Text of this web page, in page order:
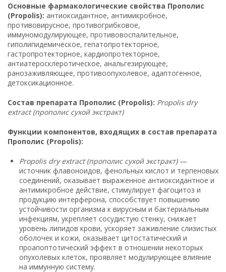
Основные фармакологические свойства Прополис
(Propolis): антиоксидантное, антимикробное,
противовирусное, противогрибковое,
иммуномодулирующее, противовоспалительное,
гиполипидемическое, гепатопротекторное,
гастропротекторное, кардиопротекторное,
антиатеросклеротическое, анальгезирующее,
ранозаживляющее, противоопухолевое, адаптогенное,
детоксикационное.
Состав препарата Прополис (Propolis): Propolis dry
extract (прополис сухой экстракт)
Функции компонентов, входящих в состав препарата
Прополис (Propolis):
Propolis dry extract (прополис сухой экстракт)—
источник флавоноидов, фенольных кислот и терпеновых
соединений, оказывает выраженное антиоксидантное и
антимикробное действие, стимулирует фагоцитоз и
продукцию интерферона, способствует повышению
устойчивости организма к вирусным и бактериальным
инфекциям, укрепляет сосудистую стенку, снижает
уровень липидов крови, ускоряет заживление слизистых
оболочек и кожи, оказывает цитостатический и
проапоптотический эффект в отношении некоторых
опухолевых клеток, проявляет модулирующее влияние
на иммунную систему.